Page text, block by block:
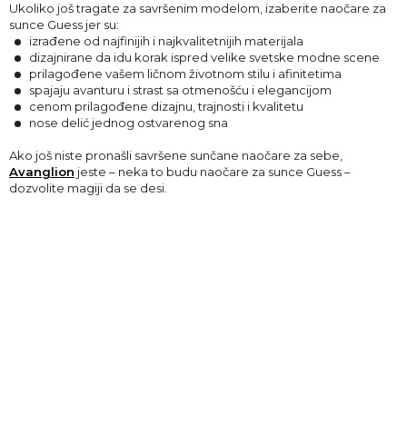
Ukoliko još tragate za savršenim modelom, izaberite naočare za
sunce Guess jer su:
izrađene od najfinijih i najkvalitetnijih materijala
dizajnirane da idu korak ispred velike svetske modne scene
prilagođene vašem ličnom životnom stilu i afinitetima
spajaju avanturu i strast sa otmenošću i elegancijom
cenom prilagođene dizajnu, trajnosti i kvalitetu
nose delić jednog ostvarenog sna
Ako još niste pronašli savršene sunčane naočare za sebe,
Avanglion jeste – neka to budu naočare za sunce Guess –
dozvolite magiji da se desi.